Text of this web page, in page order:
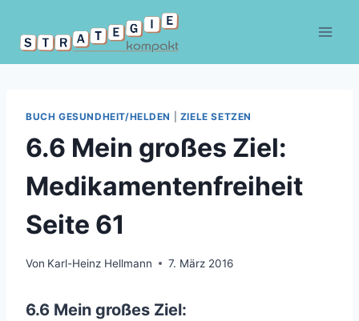
Inhalt
springen
BUCH GESUNDHEIT/HELDEN ZIELE SETZEN
6.6 Mein großes Ziel:
Medikamentenfreiheit
Seite 61
Von Karl-Heinz Hellmann 7. März 2016
6.6 Mein großes Ziel: